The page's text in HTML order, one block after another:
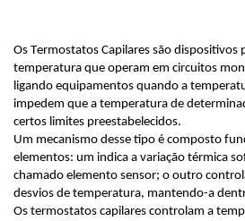
Os Termostatos Capilares são dispositivos
temperatura que operam em circuitos
ligando equipamentos quando a
impedem que a temperatura de
certos limites preestabelecidos.
Um mecanismo desse tipo é composto
elementos: um indica a variação térmica
chamado elemento sensor; o outro
desvios de temperatura, mantendo-a
Os termostatos capilares controlam a